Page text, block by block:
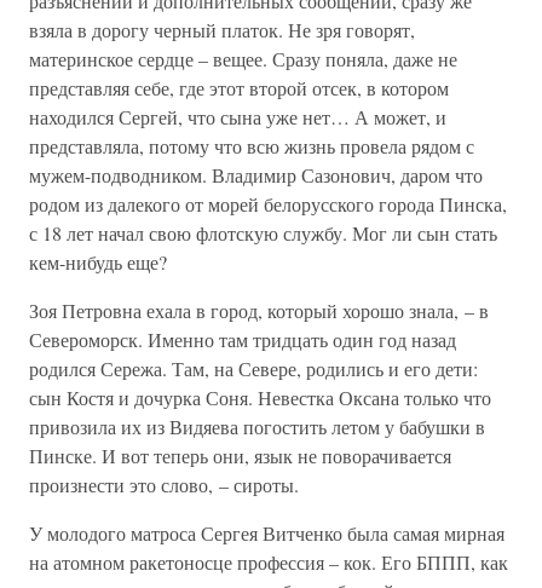
взяла в дорогу черный платок. Не зря говорят,
материнское сердце – вещее. Сразу поняла, даже не
представляя себе, где этот второй отсек, в котором
находился Сергей, что сына уже нет… А может, и
представляла, потому что всю жизнь провела рядом с
мужем-подводником. Владимир Сазонович, даром что
родом из далекого от морей белорусского города Пинска,
с 18 лет начал свою флотскую службу. Мог ли сын стать
кем-нибудь еще?
Зоя Петровна ехала в город, который хорошо знала, – в
Североморск. Именно там тридцать один год назад
родился Сережа. Там, на Севере, родились и его дети:
сын Костя и дочурка Соня. Невестка Оксана только что
привозила их из Видяева погостить летом у бабушки в
Пинске. И вот теперь они, язык не поворачивается
произнести это слово, – сироты.
У молодого матроса Сергея Витченко была самая мирная
на атомном ракетоносце профессия – кок. Его БППП, как